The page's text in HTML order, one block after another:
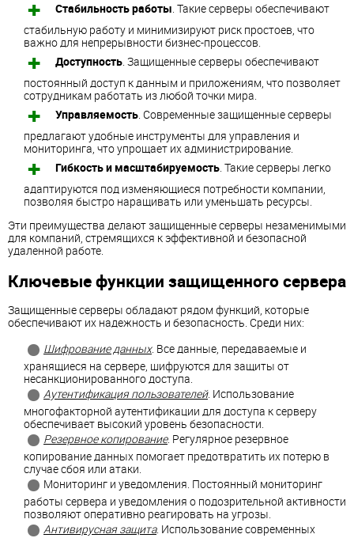
Стабильность работы. Такие серверы обеспечивают
стабильную работу и минимизируют риск простоев, что
важно для непрерывности бизнес-процессов.
Доступность. Защищенные серверы обеспечивают
постоянный доступ к данным и приложениям, что позволяет
сотрудникам работать из любой точки мира.
Управляемость. Современные защищенные серверы
предлагают удобные инструменты для управления и
мониторинга, что упрощает их администрирование.
Гибкость и масштабируемость. Такие серверы легко
адаптируются под изменяющиеся потребности компании,
позволяя быстро наращивать или уменьшать ресурсы.
Эти преимущества делают защищенные серверы незаменимыми
для компаний, стремящихся к эффективной и безопасной
удаленной работе.
Ключевые функции защищенного сервера
Защищенные серверы обладают рядом функций, которые
обеспечивают их надежность и безопасность. Среди них:
Шифрование данных. Все данные, передаваемые и
хранящиеся на сервере, шифруются для защиты от
несанкционированного доступа.
Аутентификация пользователей. Использование
многофакторной аутентификации для доступа к серверу
обеспечивает высокий уровень безопасности.
Резервное копирование. Регулярное резервное
копирование данных помогает предотвратить их потерю в
случае сбоя или атаки.
Мониторинг и уведомления. Постоянный мониторинг
работы сервера и уведомления о подозрительной активности
позволяют оперативно реагировать на угрозы.
Антивирусная защита. Использование современных